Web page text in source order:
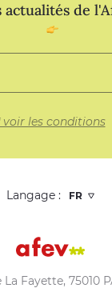
de
voir les conditions
Langage :
La Fayette, 75010